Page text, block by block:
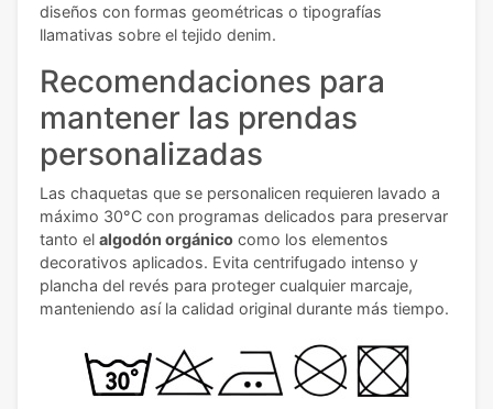
diseños con formas geométricas o tipografías
llamativas sobre el tejido denim.
Recomendaciones para
mantener las prendas
personalizadas
Las chaquetas que se personalicen requieren lavado a
máximo 30°C con programas delicados para preservar
tanto el algodón orgánico como los elementos
decorativos aplicados. Evita centrifugado intenso y
plancha del revés para proteger cualquier marcaje,
manteniendo así la calidad original durante más tiempo.